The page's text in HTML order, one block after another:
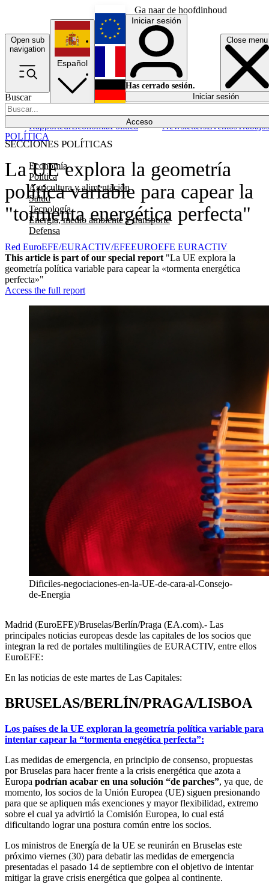
Ga naar de hoofdinhoud
Open sub
navigation
Close menu
Buscar
Acceso
SECCIONES POLÍTICAS
Economía
Política
Agricultura y alimentación
Salud
Tecnología
Energía, medio ambiente y transporte
Defensa
RapporteurEconomíaPolítica NewslettersEventosTrabajos
Español
English
Français
Iniciar sesión
Has cerrado sesión.
Iniciar sesión
La UE explora la geometría
política variable para capear la
"tormenta energética perfecta"
POLÍTICA
Red EuroEFE/EURACTIV/EFEEUROEFE EURACTIV
This article is part of our special report "La UE explora la
geometría política variable para capear la «tormenta energética
perfecta»"
Access the full report
Dificiles-negociaciones-en-la-UE-de-cara-al-Consejo-
de-Energia
Madrid (EuroEFE)/Bruselas/Berlín/Praga (EA.com).- Las
principales noticias europeas desde las capitales de los socios que
integran la red de portales multilingües de EURACTIV, entre ellos
EuroEFE:
En las noticias de este martes de Las Capitales:
BRUSELAS/BERLÍN/PRAGA/LISBOA
Los países de la UE exploran la geometría política variable para
intentar capear la “tormenta enegética perfecta”:
Las medidas de emergencia, en principio de consenso, propuestas
por Bruselas para hacer frente a la crisis energética que azota a
Europa podrían acabar en una solución “de parches”, ya que, de
momento, los socios de la Unión Europea (UE) siguen presionando
para que se apliquen más exenciones y mayor flexibilidad, extremo
sobre el cual ya advirtió la Comisión Europea, lo cual está
dificultando lograr una postura común entre los socios.
Los ministros de Energía de la UE se reunirán en Bruselas este
próximo viernes (30) para debatir las medidas de emergencia
presentadas el pasado 14 de septiembre con el objetivo de intentar
mitigar la grave crisis energética que golpea al continente.